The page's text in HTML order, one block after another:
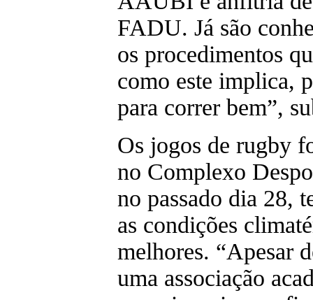
FADU. Já são
os procedimentos
como este implica,
para correr bem”,
Os jogos de rugby
no Complexo
no passado dia 28,
as condições
melhores. “Apesar
uma associação